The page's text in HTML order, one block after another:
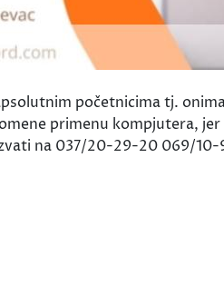
početnicima tj.
primenu kompjutera,
na 037/20-29-20 069/